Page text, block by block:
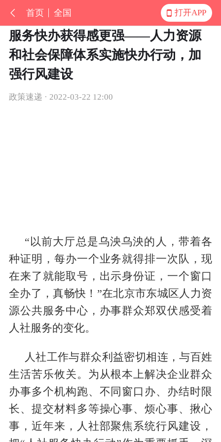
首页 全国 打开APP
服务快办获得感更强——人力资源
和社会保障体系实施快办行动，加
强行风建设
政策速递 · 2022-03-22 12:00
“以前大厅总是乌泱乌泱的人，带着各
种证明，每办一个业务就得排一次队，现
在来了就能取号，出示身份证，一个窗口
全办了，真畅快！”在北京市东城区人力资
源公共服务中心，办事群众郑双伏感受着
人社服务的变化。
人社工作与群众利益密切相连，与百姓
生活苦乐攸关。为从根本上解决企业群众
办事多个机构跑、不同窗口办、办结时限
长、提交材料多等操心事、烦心事、揪心
事，近年来，人社部聚焦系统行风建设，